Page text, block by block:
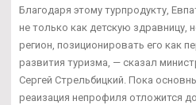
Благодаря этому турпродукту,
не только как детскую здравницу,
регион, позиционировать его как
развития туризма, — сказал
Сергей Стрельбицкий. Пока
реаизация непрофиля отложится